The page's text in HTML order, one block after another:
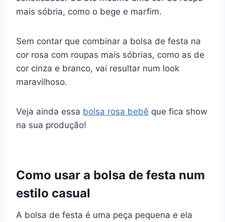
mais sóbria, como o bege e marfim.
Sem contar que combinar a bolsa de festa na
cor rosa com roupas mais sóbrias, como as de
cor cinza e branco, vai resultar num look
maravilhoso.
Veja ainda essa bolsa rosa bebê que fica show
na sua produção!
Como usar a bolsa de festa num
estilo casual
A bolsa de festa é uma peça pequena e ela